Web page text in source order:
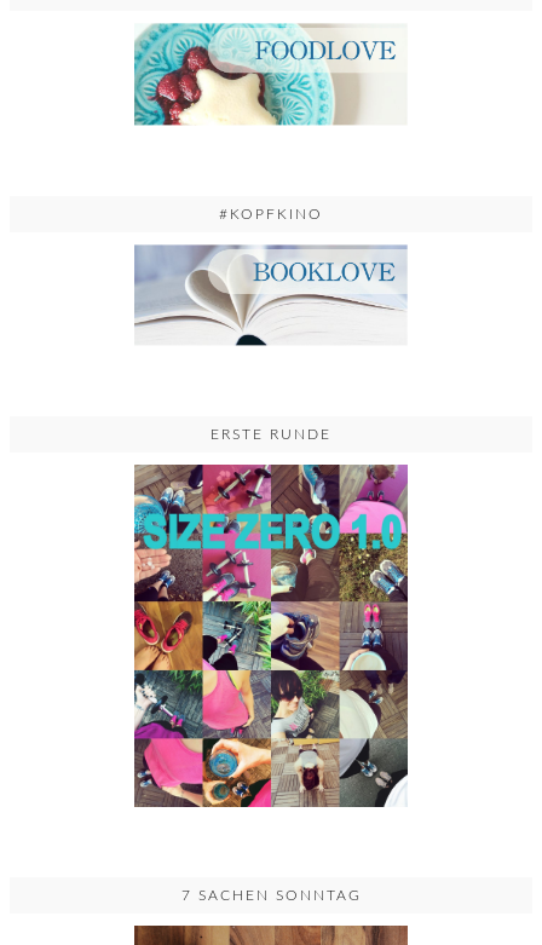
#KOPFKINO
ERSTE RUNDE
7 SACHEN SONNTAG